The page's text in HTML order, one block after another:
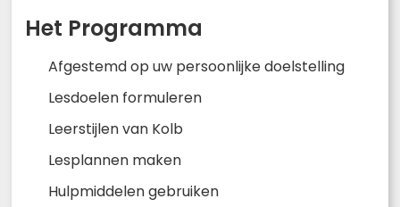
Het Programma
Afgestemd op uw persoonlijke doelstelling
Lesdoelen formuleren
Leerstijlen van Kolb
Lesplannen maken
Hulpmiddelen gebruiken